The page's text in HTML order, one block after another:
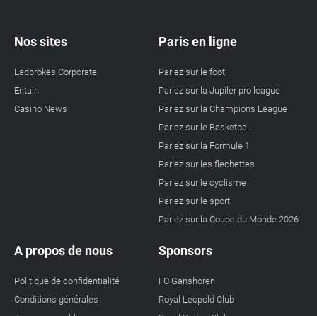
Nos sites
Ladbrokes Corporate
Entain
Casino News
Paris en ligne
Pariez sur le foot
Pariez sur la Jupiler pro league
Pariez sur la Champions League
Pariez sur le Basketball
Pariez sur la Formule 1
Pariez sur les flechettes
Pariez sur le cyclisme
Pariez sur le sport
Pariez sur la Coupe du Monde 2026
A propos de nous
Politique de confidentialité
Conditions générales
Sponsors
FC Ganshoren
Royal Leopold Club